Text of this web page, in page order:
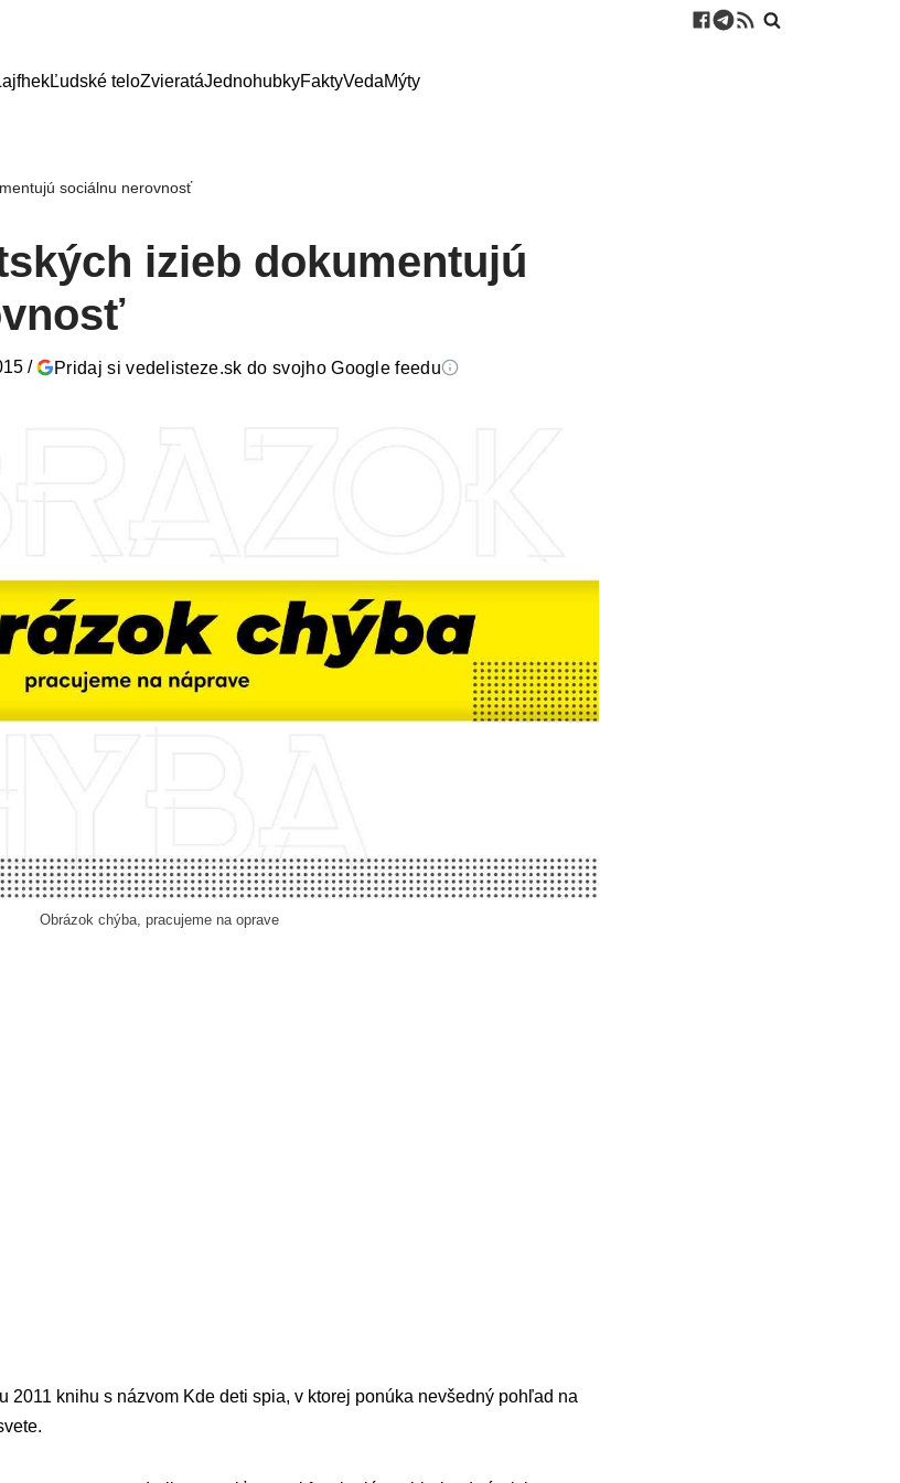
Ľudské teloZvieratáJednohubkyFaktyVedaMýty
sociálnu nerovnosť
izieb dokumentujú
/ Pridaj si vedelisteze.sk do svojho Google feedu
Obrázok chýba, pracujeme na oprave
2011 knihu s názvom Kde deti spia, v ktorej ponúka nevšedný pohľad na